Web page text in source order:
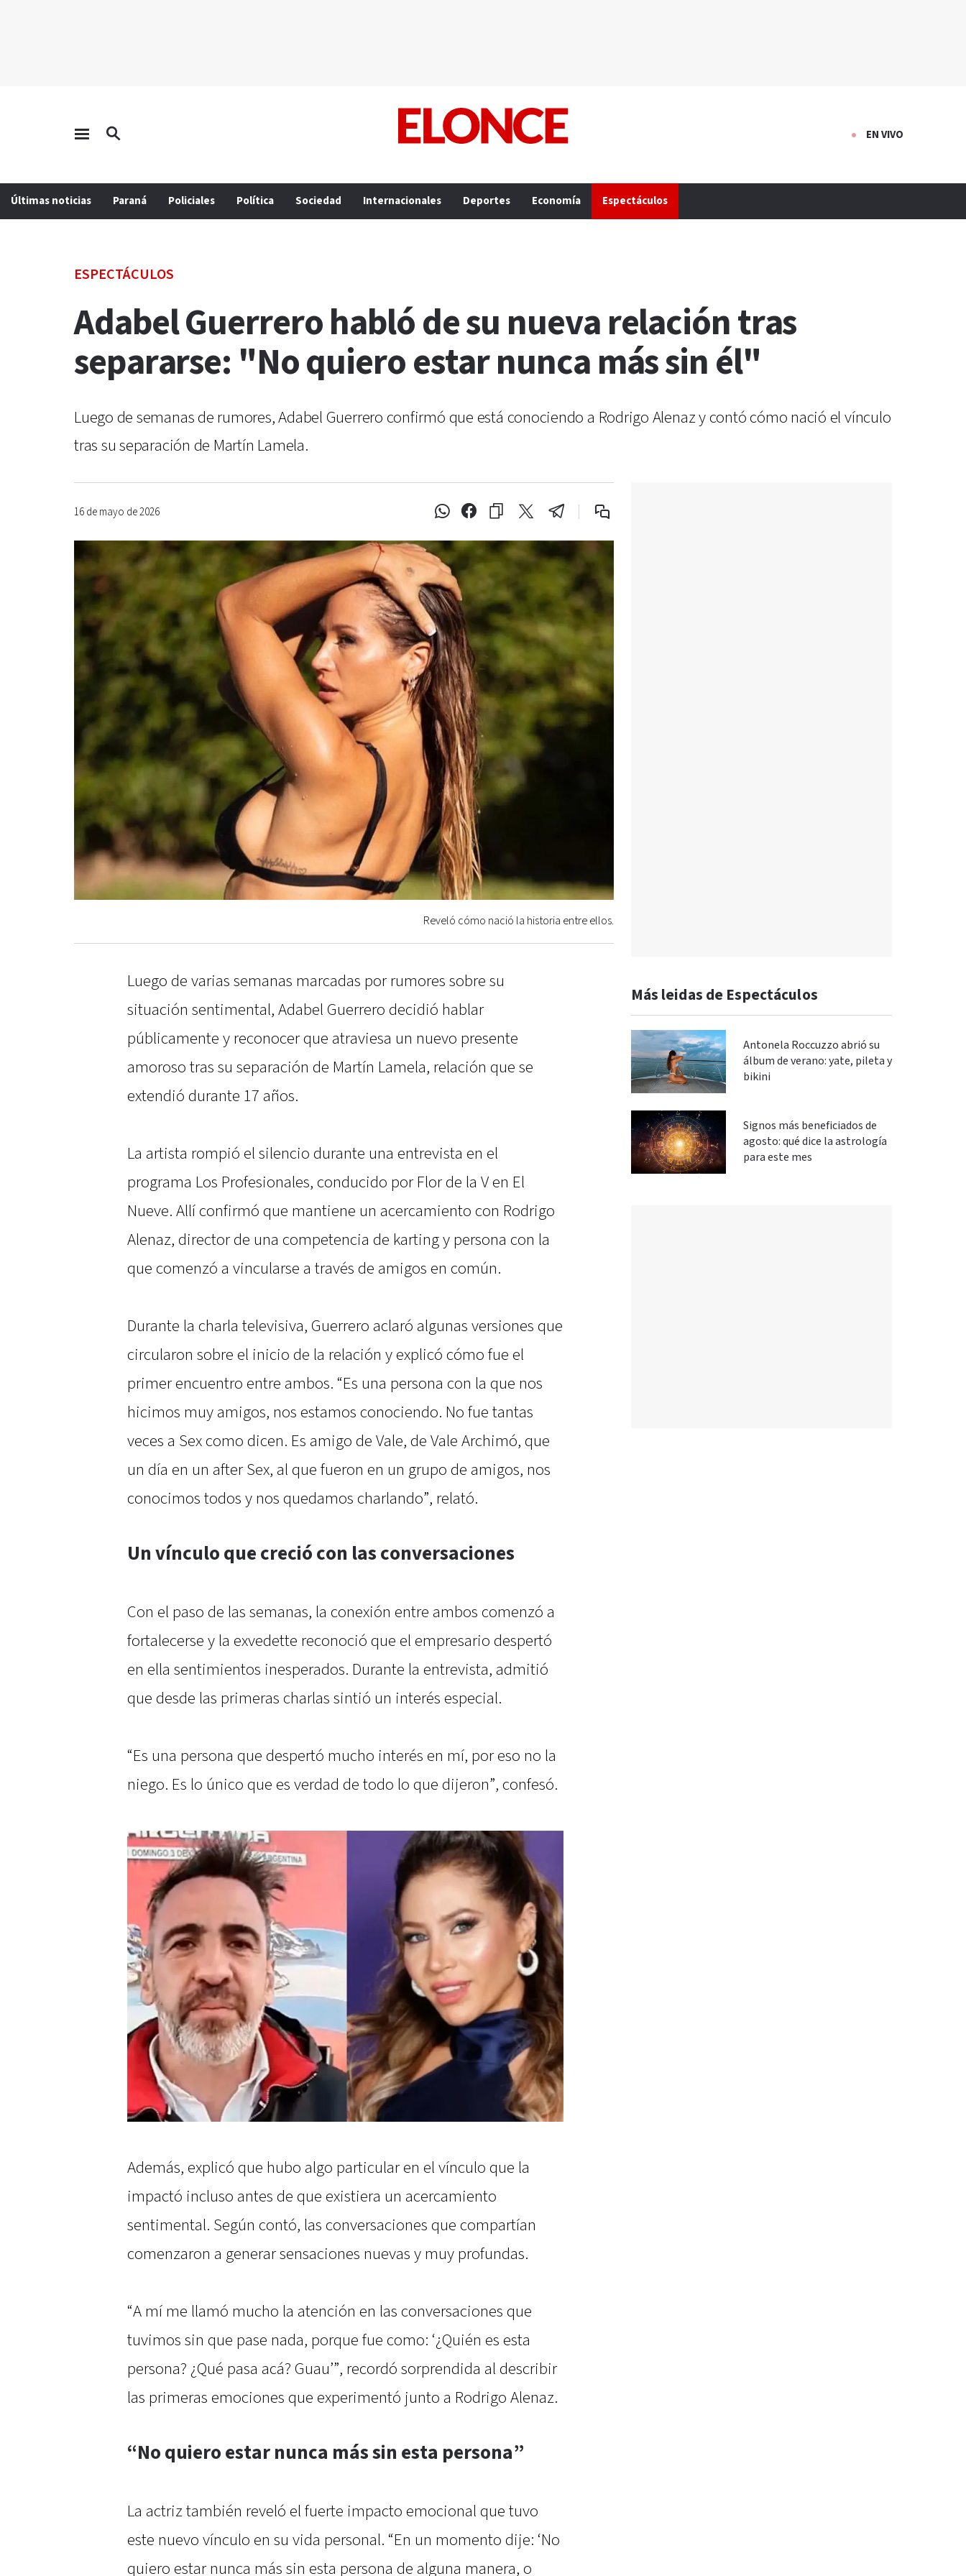
EN VIVO
Últimas noticias Paraná Policiales Política Sociedad Internacionales Deportes Economía Espectáculos
ESPECTÁCULOS
Adabel Guerrero habló de su nueva relación tras
separarse: "No quiero estar nunca más sin él"
Luego de semanas de rumores, Adabel Guerrero confirmó que está conociendo a Rodrigo Alenaz y contó cómo nació el vínculo
tras su separación de Martín Lamela.
16 de mayo de 2026
Reveló cómo nació la historia entre ellos.
Luego de varias semanas marcadas por rumores sobre su
situación sentimental, Adabel Guerrero decidió hablar
públicamente y reconocer que atraviesa un nuevo presente
amoroso tras su separación de Martín Lamela, relación que se
extendió durante 17 años.
La artista rompió el silencio durante una entrevista en el
programa Los Profesionales, conducido por Flor de la V en El
Nueve. Allí confirmó que mantiene un acercamiento con Rodrigo
Alenaz, director de una competencia de karting y persona con la
que comenzó a vincularse a través de amigos en común.
Durante la charla televisiva, Guerrero aclaró algunas versiones que
circularon sobre el inicio de la relación y explicó cómo fue el
primer encuentro entre ambos. “Es una persona con la que nos
hicimos muy amigos, nos estamos conociendo. No fue tantas
veces a Sex como dicen. Es amigo de Vale, de Vale Archimó, que
un día en un after Sex, al que fueron en un grupo de amigos, nos
conocimos todos y nos quedamos charlando”, relató.
Un vínculo que creció con las conversaciones
Con el paso de las semanas, la conexión entre ambos comenzó a
fortalecerse y la exvedette reconoció que el empresario despertó
en ella sentimientos inesperados. Durante la entrevista, admitió
que desde las primeras charlas sintió un interés especial.
“Es una persona que despertó mucho interés en mí, por eso no la
niego. Es lo único que es verdad de todo lo que dijeron”, confesó.
Además, explicó que hubo algo particular en el vínculo que la
impactó incluso antes de que existiera un acercamiento
sentimental. Según contó, las conversaciones que compartían
comenzaron a generar sensaciones nuevas y muy profundas.
“A mí me llamó mucho la atención en las conversaciones que
tuvimos sin que pase nada, porque fue como: ‘¿Quién es esta
persona? ¿Qué pasa acá? Guau’”, recordó sorprendida al describir
las primeras emociones que experimentó junto a Rodrigo Alenaz.
“No quiero estar nunca más sin esta persona”
La actriz también reveló el fuerte impacto emocional que tuvo
este nuevo vínculo en su vida personal. “En un momento dije: ‘No
quiero estar nunca más sin esta persona de alguna manera, o
Más leidas de Espectáculos
Antonela Roccuzzo abrió su
álbum de verano: yate, pileta y
bikini
Signos más beneficiados de
agosto: qué dice la astrología
para este mes